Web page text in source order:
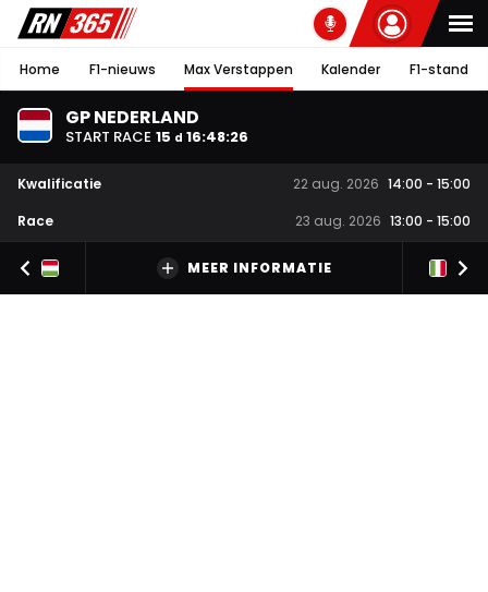
Home F1-nieuws Max Verstappen Kalender F1-stand
GP NEDERLAND
START RACE 15 d 16:48:25
Kwalificatie 22 aug. 2026 14:00 - 15:00
Race
23 aug. 2026 13:00 - 15:00
MEER INFORMATIE